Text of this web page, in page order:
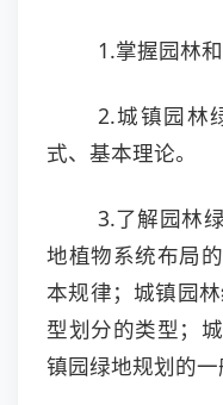
1.掌握园林
2.城镇园林
式、基本理论。
3.了解园林
地植物系统布局
本规律；城镇园
型划分的类型；
镇园绿地规划的一